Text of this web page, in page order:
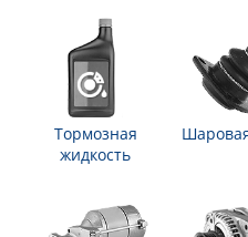
Тормозная
жидкость